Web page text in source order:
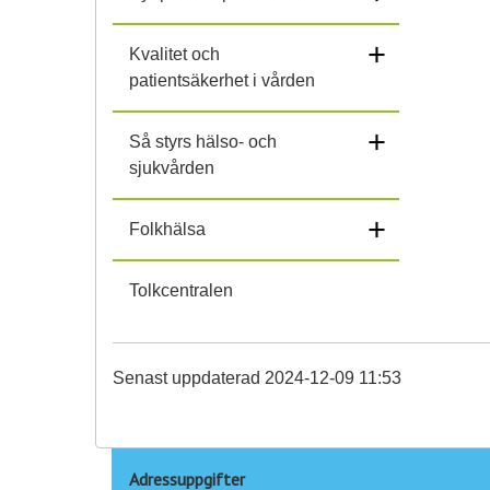
Kvalitet och
patientsäkerhet i vården
+
Så styrs hälso- och
sjukvården
+
Folkhälsa +
Tolkcentralen
Senast uppdaterad 2024-12-09 11:53
Adressuppgifter